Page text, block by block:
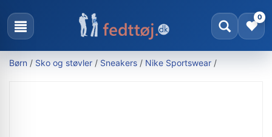
0
Børn / Sko og støvler / Sneakers / Nike Sportswear /